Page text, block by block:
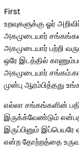
First
உறவுகளுக்கு ஓர்
அகமுடையார்
அகமுடையார் பற்றி
ஒரே இடத்தில்
அகமுடையார்
முன்பு ஆரம்பித்தது
எல்லா சங்கங்களின்
இருக்க்வேண்டும்
இருப்பினும்
என்ற தோற்றத்தை